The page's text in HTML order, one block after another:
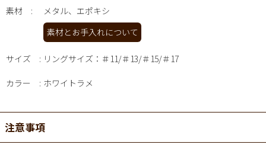
素材
メタル、エポキシ
素材とお手入れについて
サイズ リングサイズ：＃11/＃13/＃15/＃17
カラー ホワイトラメ
注意事項